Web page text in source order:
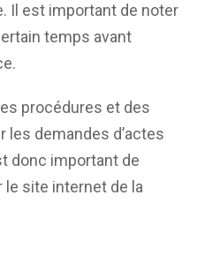
Il est important de noter
temps avant
procédures et des
demandes d’actes
donc important de
site internet de la